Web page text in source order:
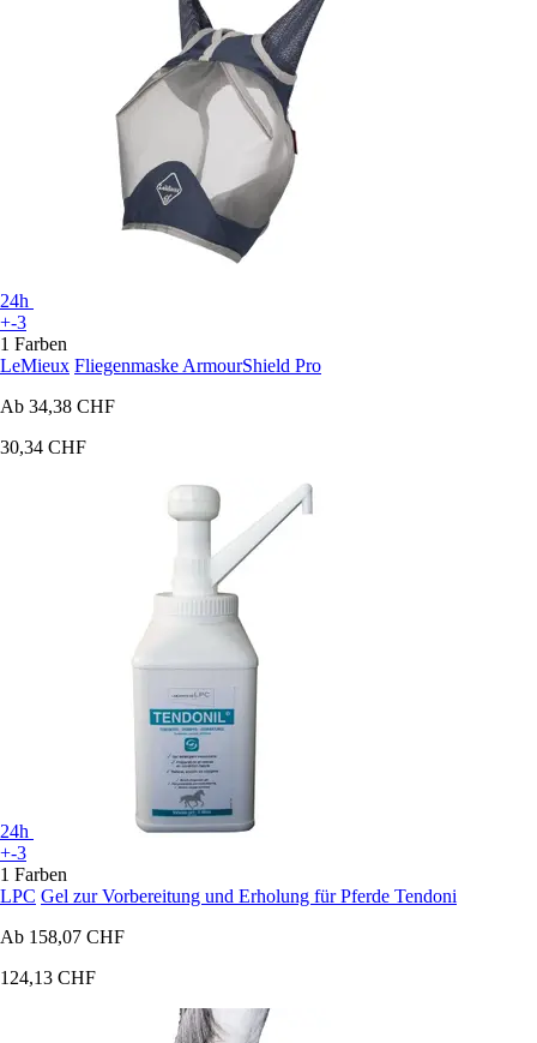
24h
+-3
1 Farben
LeMieux Fliegenmaske ArmourShield Pro
Ab 34,38 CHF
30,34 CHF
24h
+-3
1 Farben
LPC Gel zur Vorbereitung und Erholung für Pferde Tendoni
Ab 158,07 CHF
124,13 CHF